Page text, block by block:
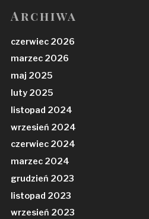
Archiwa
czerwiec 2026
marzec 2026
maj 2025
luty 2025
listopad 2024
wrzesień 2024
czerwiec 2024
marzec 2024
grudzień 2023
listopad 2023
wrzesień 2023